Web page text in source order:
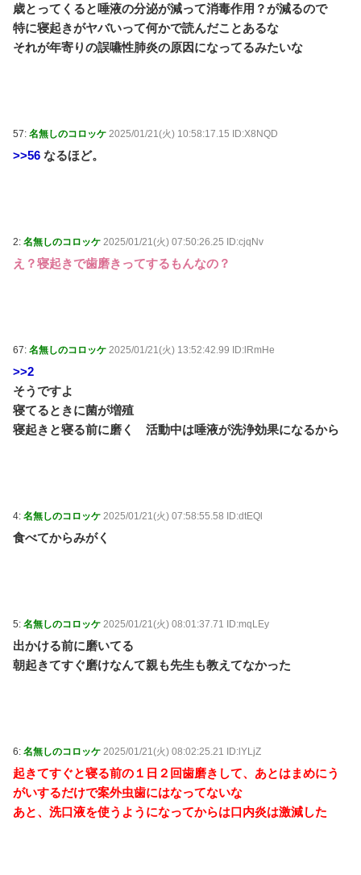
歳とってくると唾液の分泌が減って消毒作用？が減るので
特に寝起きがヤバいって何かで読んだことあるな
それが年寄りの誤嚥性肺炎の原因になってるみたいな
57: 名無しのコロッケ 2025/01/21(火) 10:58:17.15 ID:X8NQD
>>56 なるほど。
2: 名無しのコロッケ 2025/01/21(火) 07:50:26.25 ID:cjqNv
え？寝起きで歯磨きってするもんなの？
67: 名無しのコロッケ 2025/01/21(火) 13:52:42.99 ID:lRmHe
>>2
そうですよ
寝てるときに菌が増殖
寝起きと寝る前に磨く 活動中は唾液が洗浄効果になるから
4: 名無しのコロッケ 2025/01/21(火) 07:58:55.58 ID:dtEQl
食べてからみがく
5: 名無しのコロッケ 2025/01/21(火) 08:01:37.71 ID:mqLEy
出かける前に磨いてる
朝起きてすぐ磨けなんて親も先生も教えてなかった
6: 名無しのコロッケ 2025/01/21(火) 08:02:25.21 ID:lYLjZ
起きてすぐと寝る前の１日２回歯磨きして、あとはまめにう
がいするだけで案外虫歯にはなってないな
あと、洗口液を使うようになってからは口内炎は激減した